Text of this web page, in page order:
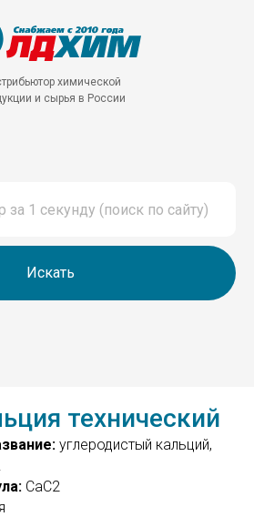
химической
и сырья в России
Искать
технический
углеродистый кальций,
СаС2